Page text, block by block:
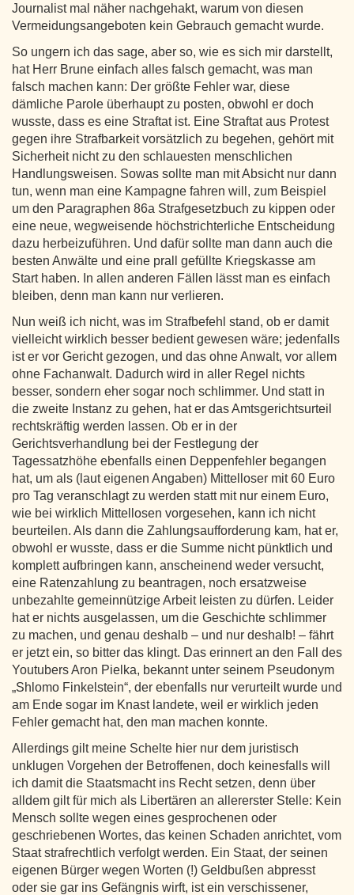
Journalist mal näher nachgehakt, warum von diesen
Vermeidungsangeboten kein Gebrauch gemacht wurde.
So ungern ich das sage, aber so, wie es sich mir darstellt,
hat Herr Brune einfach alles falsch gemacht, was man
falsch machen kann: Der größte Fehler war, diese
dämliche Parole überhaupt zu posten, obwohl er doch
wusste, dass es eine Straftat ist. Eine Straftat aus Protest
gegen ihre Strafbarkeit vorsätzlich zu begehen, gehört mit
Sicherheit nicht zu den schlauesten menschlichen
Handlungsweisen. Sowas sollte man mit Absicht nur dann
tun, wenn man eine Kampagne fahren will, zum Beispiel
um den Paragraphen 86a Strafgesetzbuch zu kippen oder
eine neue, wegweisende höchstrichterliche Entscheidung
dazu herbeizuführen. Und dafür sollte man dann auch die
besten Anwälte und eine prall gefüllte Kriegskasse am
Start haben. In allen anderen Fällen lässt man es einfach
bleiben, denn man kann nur verlieren.
Nun weiß ich nicht, was im Strafbefehl stand, ob er damit
vielleicht wirklich besser bedient gewesen wäre; jedenfalls
ist er vor Gericht gezogen, und das ohne Anwalt, vor allem
ohne Fachanwalt. Dadurch wird in aller Regel nichts
besser, sondern eher sogar noch schlimmer. Und statt in
die zweite Instanz zu gehen, hat er das Amtsgerichtsurteil
rechtskräftig werden lassen. Ob er in der
Gerichtsverhandlung bei der Festlegung der
Tagessatzhöhe ebenfalls einen Deppenfehler begangen
hat, um als (laut eigenen Angaben) Mittelloser mit 60 Euro
pro Tag veranschlagt zu werden statt mit nur einem Euro,
wie bei wirklich Mittellosen vorgesehen, kann ich nicht
beurteilen. Als dann die Zahlungsaufforderung kam, hat er,
obwohl er wusste, dass er die Summe nicht pünktlich und
komplett aufbringen kann, anscheinend weder versucht,
eine Ratenzahlung zu beantragen, noch ersatzweise
unbezahlte gemeinnützige Arbeit leisten zu dürfen. Leider
hat er nichts ausgelassen, um die Geschichte schlimmer
zu machen, und genau deshalb – und nur deshalb! – fährt
er jetzt ein, so bitter das klingt. Das erinnert an den Fall des
Youtubers Aron Pielka, bekannt unter seinem Pseudonym
„Shlomo Finkelstein“, der ebenfalls nur verurteilt wurde und
am Ende sogar im Knast landete, weil er wirklich jeden
Fehler gemacht hat, den man machen konnte.
Allerdings gilt meine Schelte hier nur dem juristisch
unklugen Vorgehen der Betroffenen, doch keinesfalls will
ich damit die Staatsmacht ins Recht setzen, denn über
alldem gilt für mich als Libertären an allererster Stelle: Kein
Mensch sollte wegen eines gesprochenen oder
geschriebenen Wortes, das keinen Schaden anrichtet, vom
Staat strafrechtlich verfolgt werden. Ein Staat, der seinen
eigenen Bürger wegen Worten (!) Geldbußen abpresst
oder sie gar ins Gefängnis wirft, ist ein verschissener,